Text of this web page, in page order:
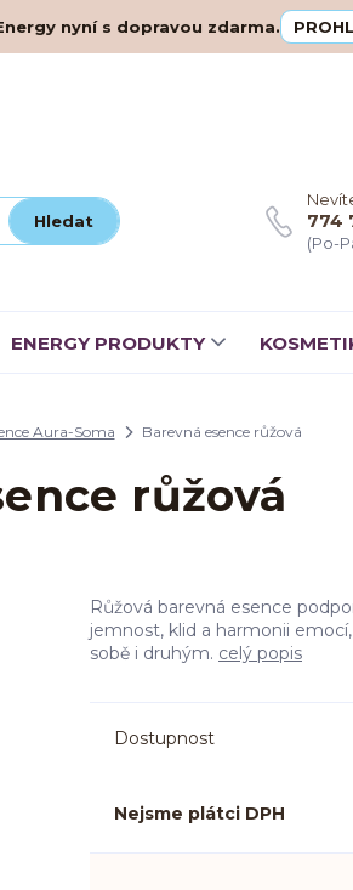
nyní s dopravou zdarma.
Hledat 774
(Po-
ENERGY PRODUKTY
Aura-Soma Barevná esence růžová
růžová
Růžová barevná esence
jemnost, klid a harmonii
sobě i druhým. celý popis
Dostupnost
Nejsme plátci DPH